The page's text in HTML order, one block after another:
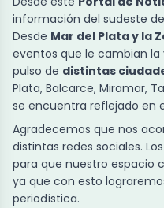
información del sudeste
Desde Mar del Plata y la
eventos que le cambian la
pulso de distintas
Plata, Balcarce, Miramar,
se encuentra reflejado en
Agradecemos que nos
distintas redes sociales.
para que nuestro espacio
ya que con esto
periodística.